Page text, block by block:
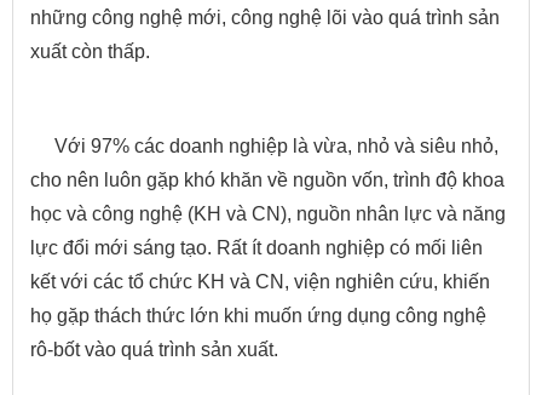
những công nghệ mới, công nghệ lõi vào quá trình sản
xuất còn thấp.
Với 97% các doanh nghiệp là vừa, nhỏ và siêu nhỏ,
cho nên luôn gặp khó khăn về nguồn vốn, trình độ khoa
học và công nghệ (KH và CN), nguồn nhân lực và năng
lực đổi mới sáng tạo. Rất ít doanh nghiệp có mối liên
kết với các tổ chức KH và CN, viện nghiên cứu, khiến
họ gặp thách thức lớn khi muốn ứng dụng công nghệ
rô-bốt vào quá trình sản xuất.